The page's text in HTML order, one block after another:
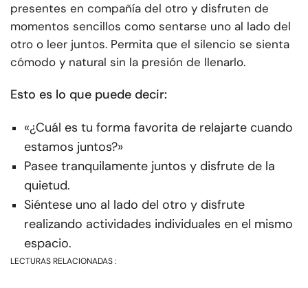
presentes en compañía del otro y disfruten de
momentos sencillos como sentarse uno al lado del
otro o leer juntos. Permita que el silencio se sienta
cómodo y natural sin la presión de llenarlo.
Esto es lo que puede decir:
«¿Cuál es tu forma favorita de relajarte cuando
estamos juntos?»
Pasee tranquilamente juntos y disfrute de la
quietud.
Siéntese uno al lado del otro y disfrute
realizando actividades individuales en el mismo
espacio.
LECTURAS RELACIONADAS :